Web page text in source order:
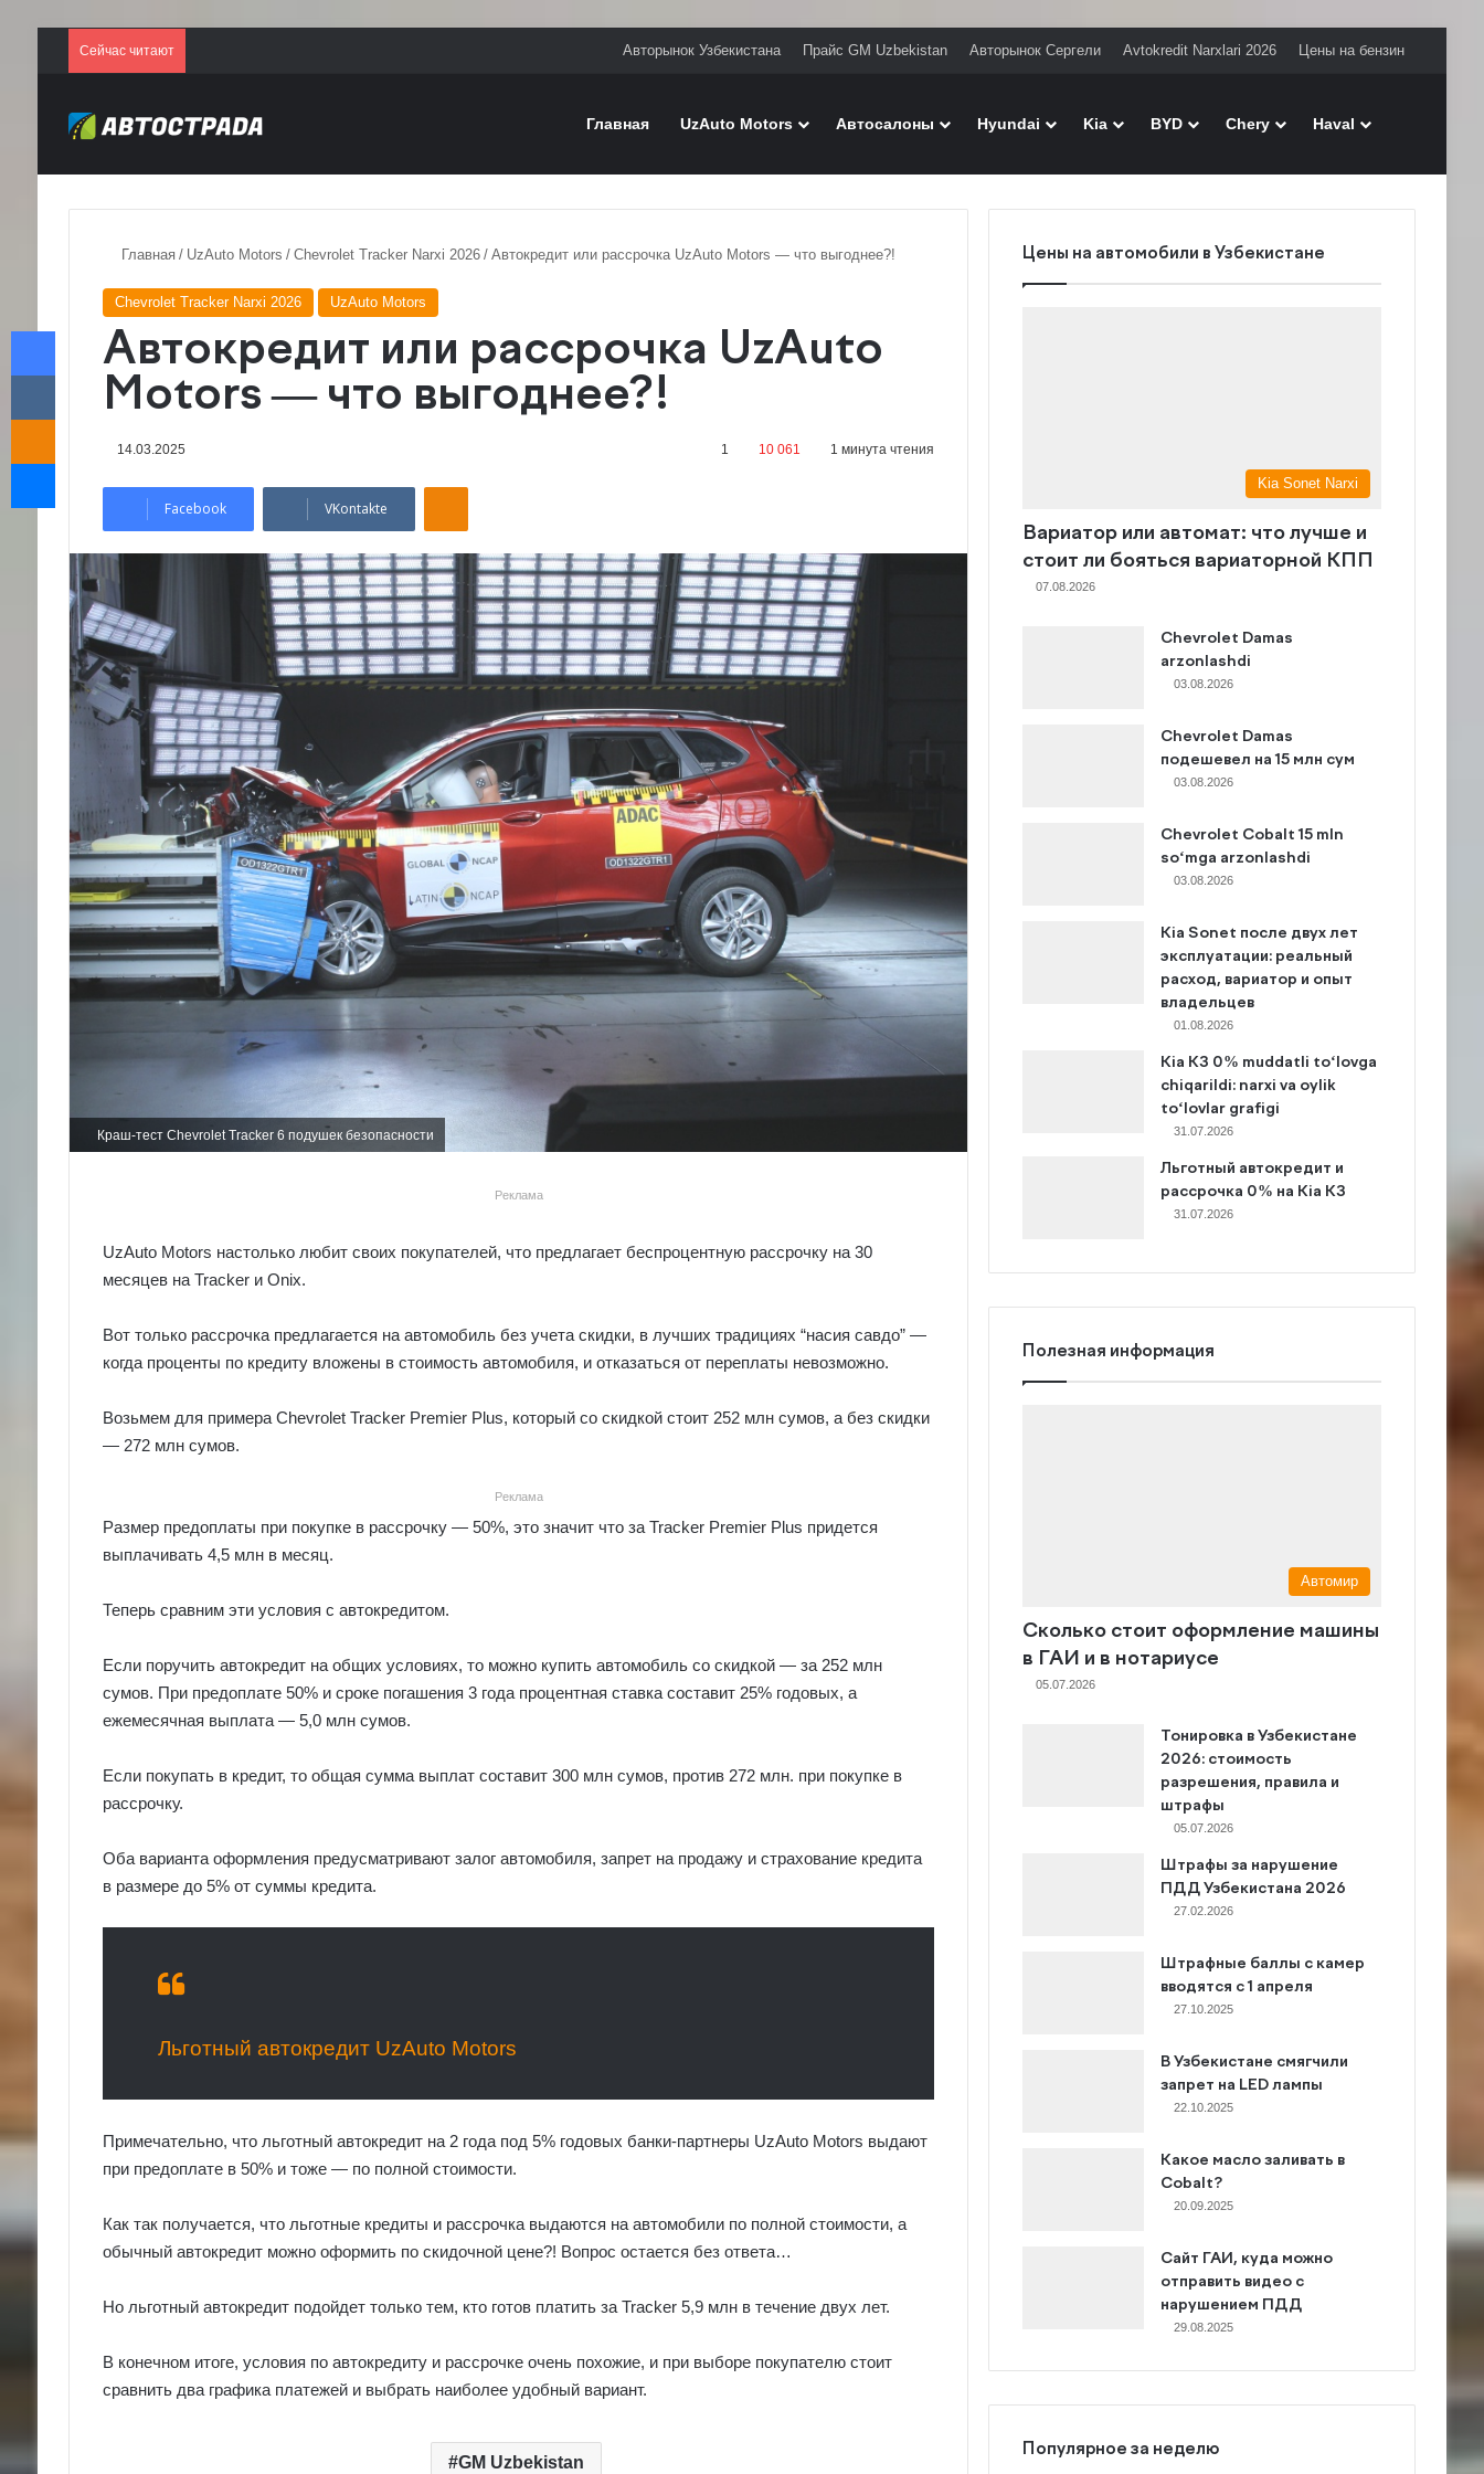
Сейчас читают Авторынок Узбекистана Прайс GM Uzbekistan Авторынок Сергели Avtokredit Narxlari 2026 Цены на бензин
Главная UzAuto Motors Автосалоны Hyundai Kia BYD Chery Haval
Главная / UzAuto Motors / Chevrolet Tracker Narxi 2026 / Автокредит или рассрочка UzAuto Motors — что выгоднее?!
Chevrolet Tracker Narxi 2026 UzAuto Motors
Автокредит или рассрочка UzAuto
Motors — что выгоднее?!
14.03.2025 1 10 061 1 минута чтения
Facebook VKontakte
Odnoklassniki
Краш-тест Chevrolet Tracker 6 подушек безопасности
Реклама
UzAuto Motors настолько любит своих покупателей, что предлагает беспроцентную рассрочку на 30
месяцев на Tracker и Onix.
Вот только рассрочка предлагается на автомобиль без учета скидки, в лучших традициях “насия савдо” —
когда проценты по кредиту вложены в стоимость автомобиля, и отказаться от переплаты невозможно.
Возьмем для примера Chevrolet Tracker Premier Plus, который со скидкой стоит 252 млн сумов, а без скидки
— 272 млн сумов.
Реклама
Размер предоплаты при покупке в рассрочку — 50%, это значит что за Tracker Premier Plus придется
выплачивать 4,5 млн в месяц.
Теперь сравним эти условия с автокредитом.
Если поручить автокредит на общих условиях, то можно купить автомобиль со скидкой — за 252 млн
сумов. При предоплате 50% и сроке погашения 3 года процентная ставка составит 25% годовых, а
ежемесячная выплата — 5,0 млн сумов.
Если покупать в кредит, то общая сумма выплат составит 300 млн сумов, против 272 млн. при покупке в
рассрочку.
Оба варианта оформления предусматривают залог автомобиля, запрет на продажу и страхование кредита
в размере до 5% от суммы кредита.
Льготный автокредит UzAuto Motors
Примечательно, что льготный автокредит на 2 года под 5% годовых банки-партнеры UzAuto Motors выдают
при предоплате в 50% и тоже — по полной стоимости.
Как так получается, что льготные кредиты и рассрочка выдаются на автомобили по полной стоимости, а
обычный автокредит можно оформить по скидочной цене?! Вопрос остается без ответа…
Но льготный автокредит подойдет только тем, кто готов платить за Tracker 5,9 млн в течение двух лет.
В конечном итоге, условия по автокредиту и рассрочке очень похожие, и при выборе покупателю стоит
сравнить два графика платежей и выбрать наиболее удобный вариант.
GM Uzbekistan
Цены на автомобили в Узбекистане
Kia Sonet Narxi
Вариатор или автомат: что лучше и
стоит ли бояться вариаторной КПП
07.08.2026
Chevrolet Damas
arzonlashdi
03.08.2026
Chevrolet Damas
подешевел на 15 млн сум
03.08.2026
Chevrolet Cobalt 15 mln
so‘mga arzonlashdi
03.08.2026
Kia Sonet после двух лет
эксплуатации: реальный
расход, вариатор и опыт
владельцев
01.08.2026
Kia K3 0% muddatli to‘lovga
chiqarildi: narxi va oylik
to‘lovlar grafigi
31.07.2026
Льготный автокредит и
рассрочка 0% на Kia K3
31.07.2026
Полезная информация
Автомир
Сколько стоит оформление машины
в ГАИ и в нотариусе
05.07.2026
Тонировка в Узбекистане
2026: стоимость
разрешения, правила и
штрафы
05.07.2026
Штрафы за нарушение
ПДД Узбекистана 2026
27.02.2026
Штрафные баллы с камер
вводятся с 1 апреля
27.10.2025
В Узбекистане смягчили
запрет на LED лампы
22.10.2025
Какое масло заливать в
Cobalt?
20.09.2025
Сайт ГАИ, куда можно
отправить видео с
нарушением ПДД
29.08.2025
Популярное за неделю
Facebook
VKontakte